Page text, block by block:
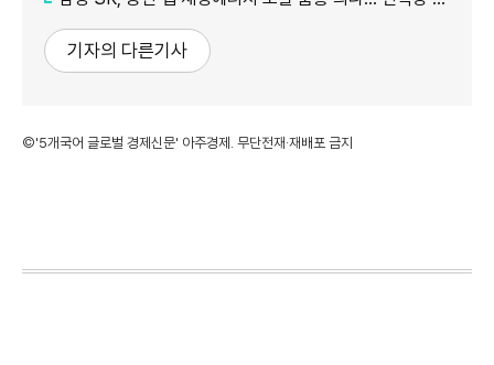
기자의 다른기사
©'5개국어 글로벌 경제신문' 아주경제. 무단전재·재배포 금지